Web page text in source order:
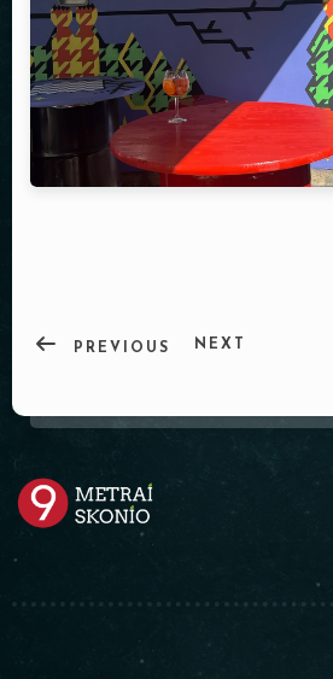
PARUOŠTAS MAISTAS ŠVENTĖMS
GALERIJA
KONTAKTAI
REKVIZITŲ NUOMA
STALAI
KĖDĖS
STALTIESĖS
VAZOS
ŽVAKIDĖS
PREVIOUS NEXT